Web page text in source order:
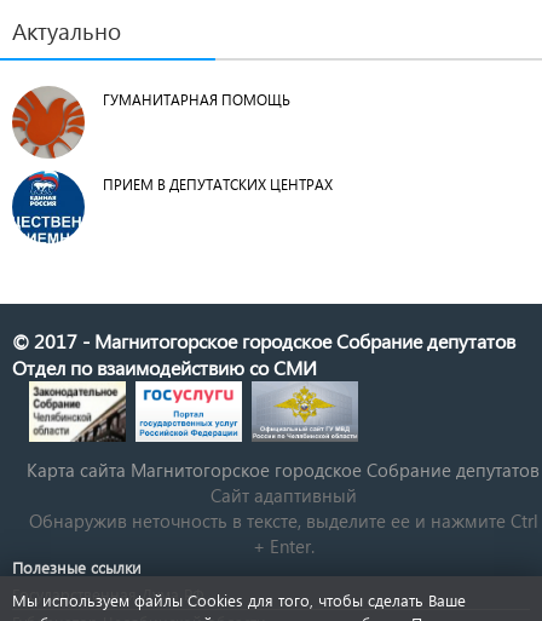
Актуально
ГУМАНИТАРНАЯ ПОМОЩЬ
ПРИЕМ В ДЕПУТАТСКИХ ЦЕНТРАХ
© 2017 - Магнитогорское городское Собрание депутатов
Отдел по взаимодействию со СМИ
Карта сайта Магнитогорское городское Cобрание депутатов
Сайт адаптивный
Обнаружив неточность в тексте, выделите ее и нажмите Ctrl
+ Enter.
Полезные ссылки
Государственная Дума РФ
Мы используем файлы Cookies для того, чтобы сделать Ваше